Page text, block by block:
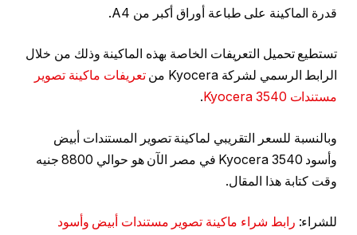
قدرة الماكينة على طباعة أوراق أكبر من A4.
تستطيع تحميل التعريفات الخاصة بهذه الماكينة وذلك من خلال
الرابط الرسمي لشركة Kyocera من
تعريفات ماكينة تصوير
مستندات Kyocera 3540
.
وبالنسبة للسعر التقريبي لماكينة تصوير المستندات أبيض
وأسود Kyocera 3540 في مصر الآن هو حوالي 8800 جنيه
وقت كتابة هذا المقال.
للشراء: رابط شراء ماكينة تصوير مستندات أبيض وأسود